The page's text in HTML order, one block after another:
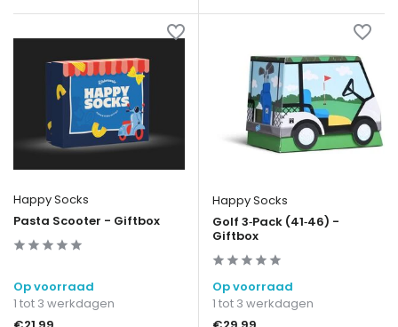
Happy Socks
Pasta Scooter - Giftbox
Op voorraad
1 tot 3 werkdagen
Happy Socks
Golf 3‑Pack (41‑46) -
Giftbox
Op voorraad
1 tot 3 werkdagen